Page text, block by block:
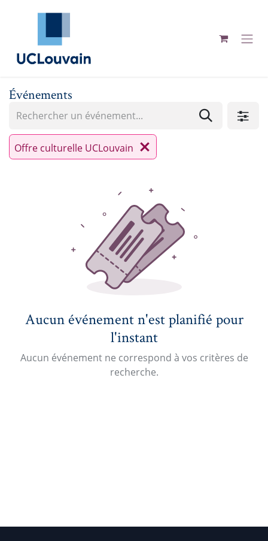
Se rendre au contenu
Événements
Offre culturelle UCLouvain
Aucun événement n'est planifié pour
l'instant
Aucun événement ne correspond à vos critères de
recherche.